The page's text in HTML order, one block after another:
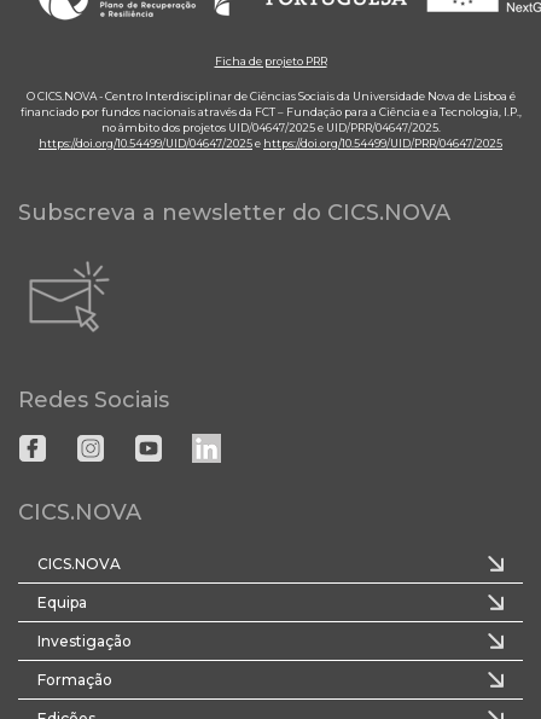
Ficha de projeto PRR
O CICS.NOVA - Centro Interdisciplinar de Ciências Sociais da Universidade Nova de Lisboa é
financiado por fundos nacionais através da FCT – Fundação para a Ciência e a Tecnologia, I.P.,
no âmbito dos projetos UID/04647/2025 e UID/PRR/04647/2025.
https://doi.org/10.54499/UID/04647/2025e https://doi.org/10.54499/UID/PRR/04647/2025
Subscreva a newsletter do CICS.NOVA
Redes Sociais
CICS.NOVA
CICS.NOVA
Equipa
Investigação
Formação